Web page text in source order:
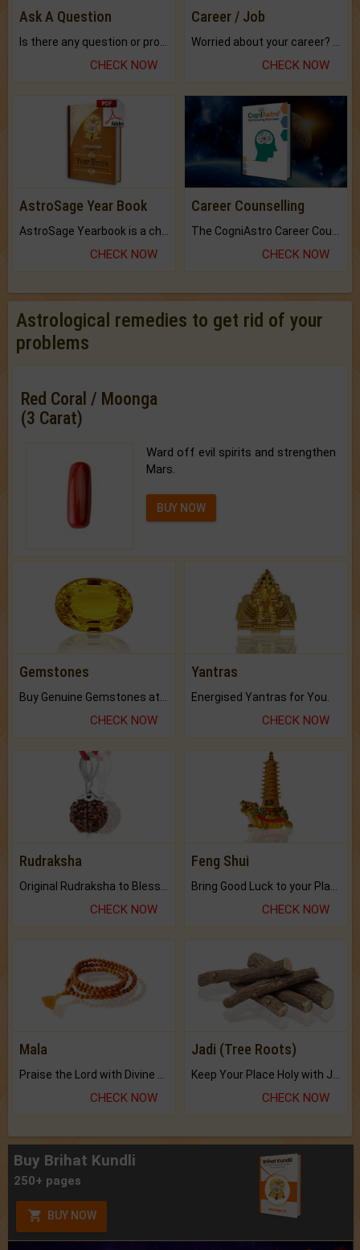
Ask A Question
CHECK NOW
Career / Job
CHECK NOW
AstroSage Year Book
CHECK NOW
Career Counselling
CHECK NOW
Astrological remedies to get rid of your
problems
Red Coral / Moonga
(3 Carat)
Ward off evil spirits and strengthen
Mars.
BUY NOW
Gemstones
CHECK NOW
Yantras
Energised Yantras for You.
CHECK NOW
Rudraksha
CHECK NOW
Feng Shui
CHECK NOW
Mala
Praise the Lord with Divine Energies of Mala.
CHECK NOW
Jadi (Tree Roots)
Keep Your Place Holy with Jadi.
CHECK NOW
Buy Brihat Kundli
250+ pages
BUY NOW